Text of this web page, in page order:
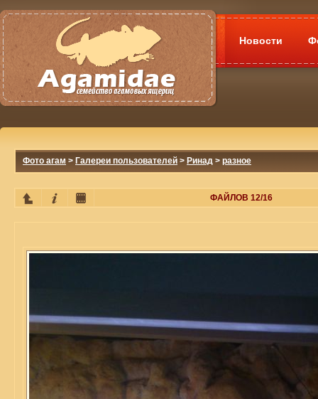
Новости
Фото агам > Галереи пользователей > Ринад > разное
ФАЙЛОВ 12/16